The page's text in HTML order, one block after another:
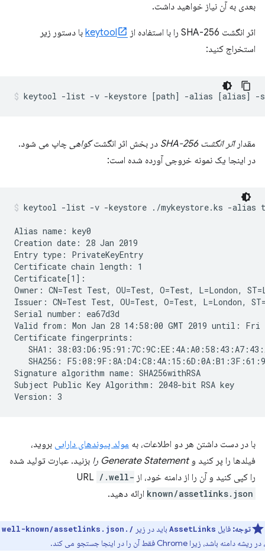
بعدی به آن نیاز خواهید داشت.
اثر انگشت SHA-256 را با استفاده از keytool با دستور زیر
استخراج کنید:
مقداراثر انگشت SHA-256 در بخش اثر انگشتگواهی چاپ می شود.
در اینجا یک نمونه خروجی آورده شده است:
keytool -list -v -keystore ./mykeystore.ks -alias
Alias name: key0
Creation date: 28 Jan 2019
Entry type: PrivateKeyEntry
Certificate chain length: 1
Certificate[1]:
Owner: CN=Test Test, OU=Test, O=Test, L=London,
Issuer: CN=Test Test, OU=Test, O=Test, L=London,
Serial number: ea67d3d
Valid from: Mon Jan 28 14:58:00 GMT 2019 until: Fri
Certificate fingerprints:
SHA1:
SHA256:
Signature algorithm name: SHA256withRSA
Subject Public Key Algorithm: 2048-bit RSA key
با در دست داشتن هر دو اطلاعات، به مولد پیوندهای دارایی بروید،
فیلدها را پر کنید وGenerate Statement را
بزنید. عبارت تولید شده
را کپی کنید و آن را از دامنه خود، از URL /.well-
known/assetlinks.json ارائه دهید.
توجه: فایل AssetLinks باید در زیر /.well-known/assetlinks.json
، در ریشه دامنه باشد، زیرا Chrome فقط آن را در اینجا جستجو می کند.